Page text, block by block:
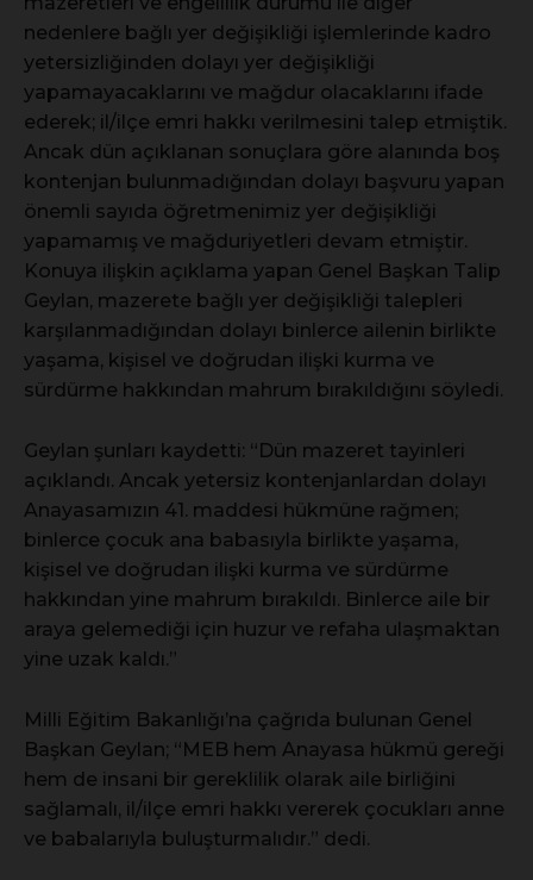
nedenlere bağlı yer değişikliği işlemlerinde kadro
yetersizliğinden dolayı yer değişikliği
yapamayacaklarını ve mağdur olacaklarını ifade
ederek; il/ilçe emri hakkı verilmesini talep etmiştik.
Ancak dün açıklanan sonuçlara göre alanında boş
kontenjan bulunmadığından dolayı başvuru yapan
önemli sayıda öğretmenimiz yer değişikliği
yapamamış ve mağduriyetleri devam etmiştir.
Konuya ilişkin açıklama yapan Genel Başkan Talip
Geylan, mazerete bağlı yer değişikliği talepleri
karşılanmadığından dolayı binlerce ailenin birlikte
yaşama, kişisel ve doğrudan ilişki kurma ve
sürdürme hakkından mahrum bırakıldığını söyledi.
Geylan şunları kaydetti: “Dün mazeret tayinleri
açıklandı. Ancak yetersiz kontenjanlardan dolayı
Anayasamızın 41. maddesi hükmüne rağmen;
binlerce çocuk ana babasıyla birlikte yaşama,
kişisel ve doğrudan ilişki kurma ve sürdürme
hakkından yine mahrum bırakıldı. Binlerce aile bir
araya gelemediği için huzur ve refaha ulaşmaktan
yine uzak kaldı.”
Milli Eğitim Bakanlığı’na çağrıda bulunan Genel
Başkan Geylan; “MEB hem Anayasa hükmü gereği
hem de insani bir gereklilik olarak aile birliğini
sağlamalı, il/ilçe emri hakkı vererek çocukları anne
ve babalarıyla buluşturmalıdır.” dedi.